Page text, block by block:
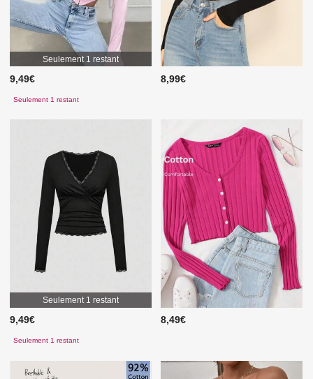
Seulement 1 restant
9,49€
Seulement 1 restant
8,99€
Seulement 1 restant
9,49€
Seulement 1 restant
8,49€